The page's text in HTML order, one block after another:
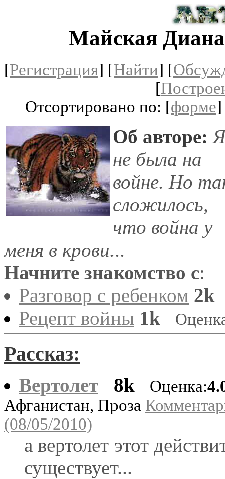
Майская
[Регистрация] [Найти] [
[
Отсортировано по: [форме
Об авторе:
не была на
войне. Но
сложилось,
что война у
меня в крови...
Начните знакомство с:
Разговор с ребенком 2k
Рецепт войны 1k
Рассказ:
Вертолет 8k Оценка:
Афганистан, Проза
(08/05/2010)
а вертолет этот
существует...